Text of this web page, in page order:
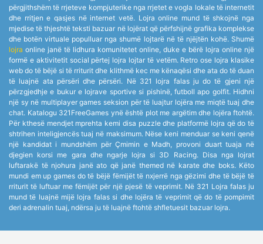
përgjithshëm të rrjeteve kompjuterike nga rrjetet e vogla lokale të internetit
dhe rritjen e qasjes në internet vetë. Lojra online mund të shkojnë nga
mjedise të thjeshtë teksti bazuar në lojërat që përfshijnë grafika komplekse
dhe botën virtuale populluar nga shumë lojtarë në të njëjtën kohë. Shumë
lojra online janë të lidhura komunitetet online, duke e bërë lojra online një
formë e aktivitetit social përtej lojra lojtar të vetëm. Retro ose lojra klasike
web do të bëjë si të rriturit dhe klithmë kec me kënaqësi dhe ata do të duan
të luajnë ata përsëri dhe përsëri. Në 321 lojra falas ju do të gjeni një
përzgjedhje e bukur e lojrave sportive si pishinë, futboll apo golfit. Hidhni
një sy në multiplayer games seksion për të luajtur lojëra me miqtë tuaj dhe
chat. Katalogu 321FreeGames ynë është plot me argëtim dhe lojëra ftohtë.
Për kthesë mendjet mprehta kemi disa puzzle dhe platformë lojra që do të
shtrihen inteligjencës tuaj në maksimum. Nëse keni menduar se keni qenë
një kandidat i mundshëm për Çmimin e Madh, provoni duart tuaja në
djegien korsi me gara dhe ngarje lojra si 3D Racing. Disa nga lojrat
luftarakë të njohura janë ato që janë themed në karate dhe boks. Këto
mundi em up games do të bëjë fëmijët të nxjerrë nga gëzimi dhe të bëjë të
rriturit të luftuar me fëmijët për një pjesë të veprimit. Në 321 Lojra falas ju
mund të luajnë mijë lojra falas si dhe lojëra të veprimit që do të pompimit
deri adrenalin tuaj, ndërsa ju të luajnë ftohtë shfletuesit bazuar lojra.